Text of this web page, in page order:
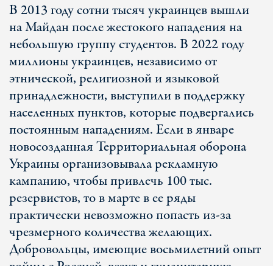
В 2013 году сотни тысяч украинцев вышли
на Майдан после жестокого нападения на
небольшую группу студентов. В 2022 году
миллионы украинцев, независимо от
этнической, религиозной и языковой
принадлежности, выступили в поддержку
населенных пунктов, которые подвергались
постоянным нападениям. Если в январе
новосозданная Территориальная оборона
Украины организовывала рекламную
кампанию, чтобы привлечь 100 тыс.
резервистов, то в марте в ее ряды
практически невозможно попасть из-за
чрезмерного количества желающих.
Добровольцы, имеющие восьмилетний опыт